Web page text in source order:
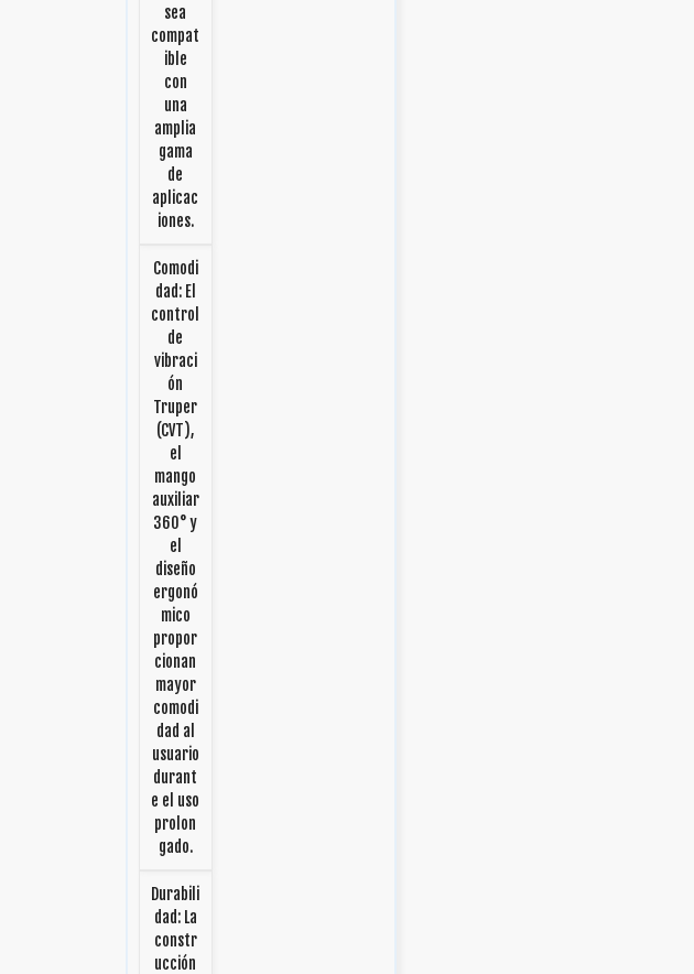
sea
compat
ible
con
una
amplia
gama
de
aplicac
iones.
Comodi
dad: El
control
de
vibraci
ón
Truper
(CVT),
el
mango
auxiliar
360° y
el
diseño
ergonó
mico
propor
cionan
mayor
comodi
dad al
usuario
durant
e el uso
prolon
gado.
Durabili
dad: La
constr
ucción